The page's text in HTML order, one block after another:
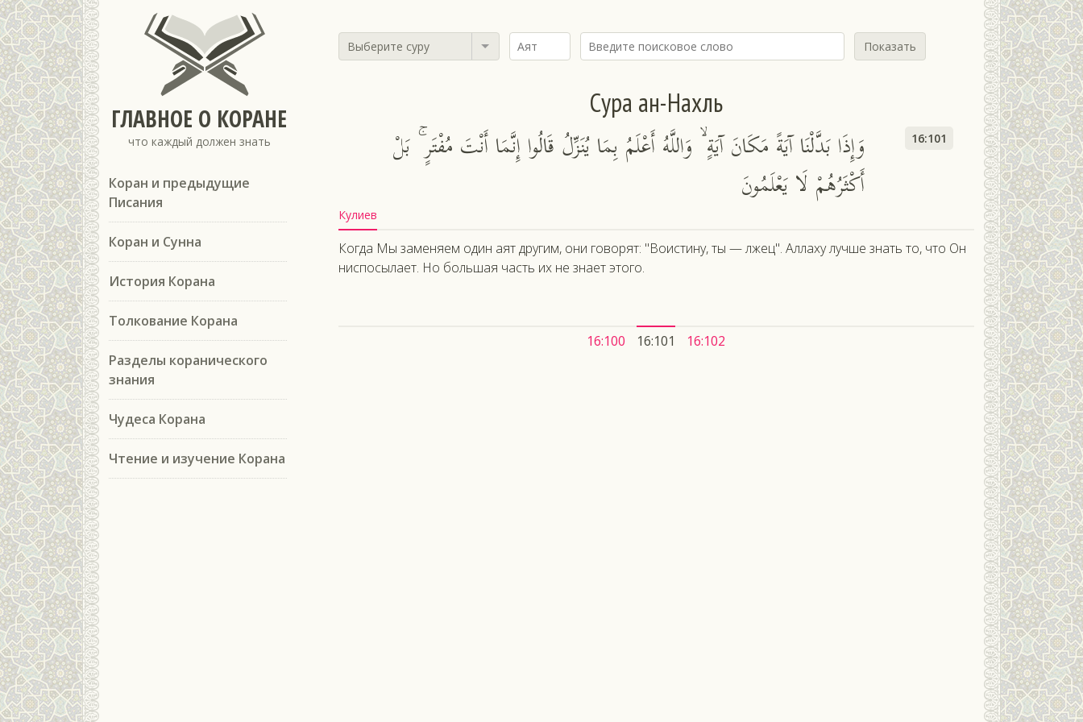
ГЛАВНОЕ О КОРАНЕ
что каждый должен знать
Коран и предыдущие
Писания
Коран и Сунна
История Корана
Толкование Корана
Разделы коранического
знания
Чудеса Корана
Чтение и изучение Корана
Выберите суру Показать
Сура ан-Нахль
وَإِذَا بَدَّلْنَا آيَةً مَكَانَ آيَةٍ ۙ وَاللَّهُ أَعْلَمُ بِمَا يُنَزِّلُ قَالُوا إِنَّمَا أَنْتَ مُفْتَرٍ ۚ بَلْ
أَكْثَرُهُمْ لَا يَعْلَمُونَ
16:101
Кулиев
Когда Мы заменяем один аят другим, они говорят: "Воистину, ты — лжец". Аллаху лучше знать то, что Он
ниспосылает. Но большая часть их не знает этого.
16:100 16:101 16:102